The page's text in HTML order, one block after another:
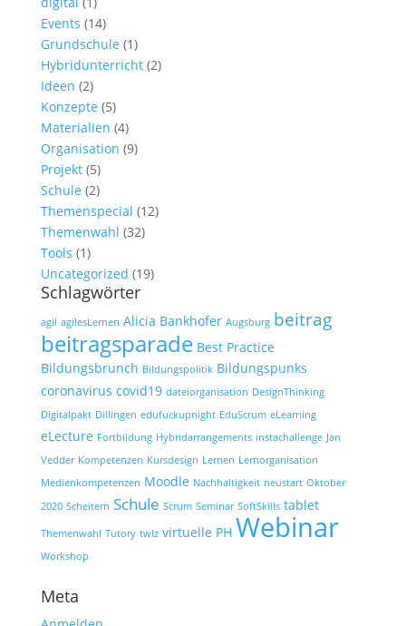
Events (14)
Grundschule (1)
Hybridunterricht(2)
Ideen (2)
Konzepte (5)
Materialien (4)
Organisation (9)
Projekt(5)
Schule (2)
Themenspecial (12)
Themenwahl (32)
Tools (1)
Uncategorized (19)
Schlagwörter
agil agilesLernen Alicia Bankhofer Augsburg beitrag
beitragsparade Best Practice
Bildungsbrunch Bildungspolitik Bildungspunks
coronavirus covid19 dateiorganisation DesignThinking
Digitalpakt Dillingen edufuckupnight EduScrum eLearning
eLecture Fortbildung Hybridarrangements instachallenge Jan
Vedder Kompetenzen Kursdesign Lernen Lernorganisation
Medienkompetenzen Moodle Nachhaltigkeit neustart Oktober
2020 Scheitern Schule Scrum Seminar SoftSkills tablet
Themenwahl Tutory twlz virtuelle PH Webinar
Workshop
Meta